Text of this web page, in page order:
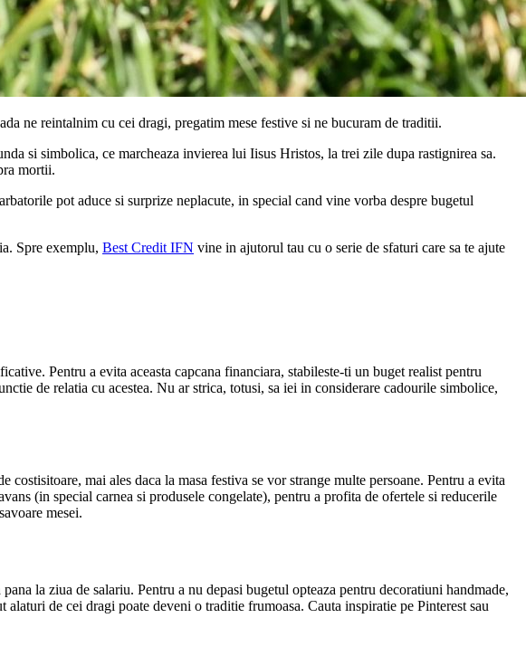
ne reintalnim cu cei dragi, pregatim mese festive si ne bucuram de traditii.
si simbolica, ce marcheaza invierea lui Iisus Hristos, la trei zile dupa rastignirea sa.
mortii.
pot aduce si surprize neplacute, in special cand vine vorba despre bugetul
Spre exemplu, Best Credit IFN vine in ajutorul tau cu o serie de sfaturi care sa te ajute
Pentru a evita aceasta capcana financiara, stabileste-ti un buget realist pentru
de relatia cu acestea. Nu ar strica, totusi, sa iei in considerare cadourile simbolice,
mai ales daca la masa festiva se vor strange multe persoane. Pentru a evita
(in special carnea si produsele congelate), pentru a profita de ofertele si reducerile
mesei.
la ziua de salariu. Pentru a nu depasi bugetul opteaza pentru decoratiuni handmade,
de cei dragi poate deveni o traditie frumoasa. Cauta inspiratie pe Pinterest sau